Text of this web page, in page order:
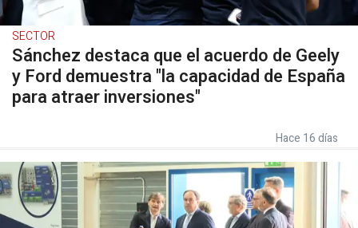
SECTOR
Sánchez destaca que el acuerdo de Geely
y Ford demuestra "la capacidad de España
para atraer inversiones"
Hace 16 días